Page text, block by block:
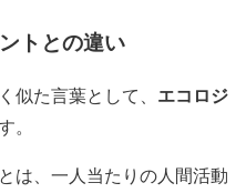
トとの違い
似た言葉として、 エコロジ
。
は、一人当たりの人間活動